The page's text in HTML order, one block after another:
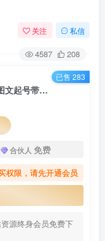
关注 私信
4587 208
2025AI工具+图书带货的实操与落地，图文起号带货全攻略，不投流，自然流量
合伙人 免费
权限，请先开通会员
源终身会员免费下
已售 283